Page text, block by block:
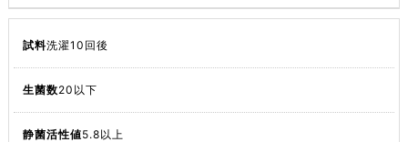
洗濯10回後
20以下
5.8以上